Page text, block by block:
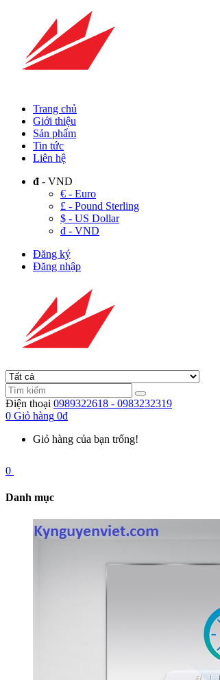
Trang chủ
Giới thiệu
Sản phẩm
Tin tức
Liên hệ
đ - VND
€ - Euro
£ - Pound Sterling
$ - US Dollar
đ - VND
Đăng ký
Đăng nhập
Điện thoại 0989322618 - 0983232319
0 Giỏ hàng 0đ
Giỏ hàng của bạn trống!
0
Danh mục